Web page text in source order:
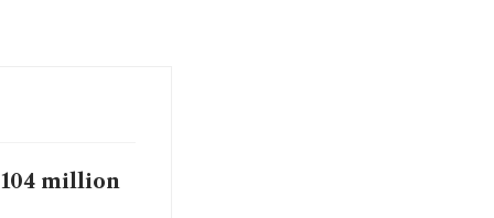
million